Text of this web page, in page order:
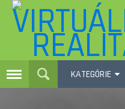
KATEGÓRIE